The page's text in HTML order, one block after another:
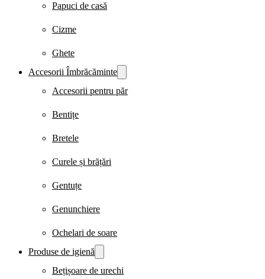
Papuci de casă
Cizme
Ghete
Accesorii Îmbrăcăminte
Accesorii pentru păr
Bentițe
Bretele
Curele și brățări
Gentuțe
Genunchiere
Ochelari de soare
Produse de igienă
Bețișoare de urechi